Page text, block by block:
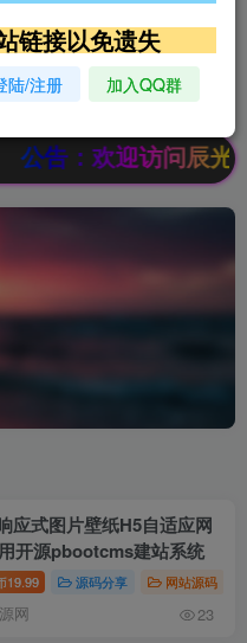
超低价文字广告位招租
超低价文字广告位招租
告：欢迎访问辰光资
应式图片壁纸H5自适应网
开源pbootcms建站系统
19.99 源码分享 网站源码
网 23
链接以免遗失
陆/注册 加入QQ群